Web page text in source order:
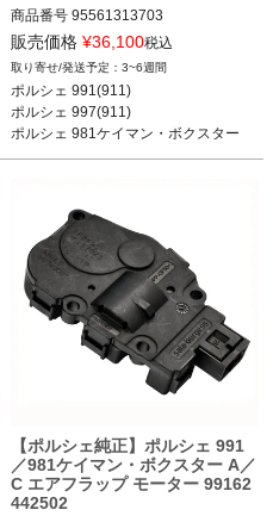
商品番号 95561313703
ポルシェ 991(911) カレラ／カレラS／
カレラ4／カレラ4S／ターボ／ターボ
S／GT3／GT3 RS／GT2 RS 11-19
ポルシェ 997(911) カレラ／カレラS／
カレラGTS／カレラ4／カレラ4S／カ
GT2RS／GT3／GT3 RS 04-11
ポルシェ 981ケイマン ケイマン／ケイ
マンS／GT4 12-16
ポルシェ 981ボクスター ボクスター／
ボクスターS 12-16
ポルシェ 987ケイマン ケイマン／ケイ
マンS／ケイマンR 05-12
ポルシェ 987ボクスター ボクスター／
販売価格 ¥36,100税込
3~6週間
ポルシェ 991(911)
ポルシェ 997(911)
ポルシェ 981ケイマン・ボクスター
【ポルシェ純正】ポルシェ 991
／981ケイマン・ボクスター A／
C エアフラップ モーター 99162
442502